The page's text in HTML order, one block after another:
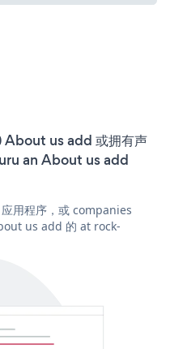
About us add 或拥有声
an About us add
用程序，或 companies
us add 的 at rock-